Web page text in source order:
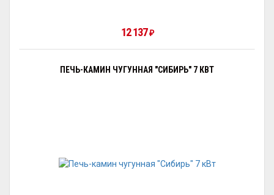
12 137₽
ПЕЧЬ-КАМИН ЧУГУННАЯ "СИБИРЬ" 7 КВТ